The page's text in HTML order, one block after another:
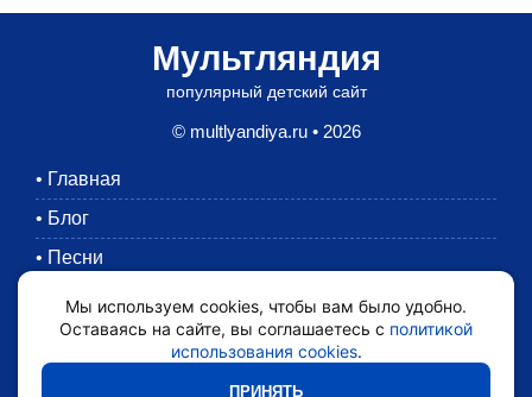
Мультляндия
популярный детский сайт
© multlyandiya.ru • 2026
• Главная
• Блог
• Песни
Раскраски
Картинки
•
Мы используем cookies, чтобы вам было удобно.
Оставаясь на сайте, вы соглашаетесь с политикой
использования cookies.
ПРИНЯТЬ